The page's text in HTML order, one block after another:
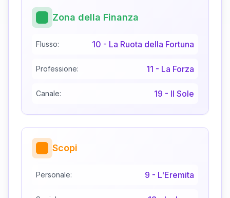
Zona della Finanza
Flusso: 10 - La Ruota della Fortuna
Professione: 11 - La Forza
Canale: 19 - Il Sole
Scopi
Personale: 9 - L'Eremita